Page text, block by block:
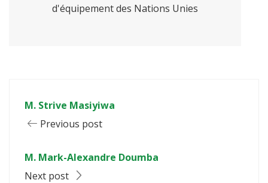
d'équipement des Nations Unies
M. Strive Masiyiwa
Previous post
M. Mark-Alexandre Doumba
Next post